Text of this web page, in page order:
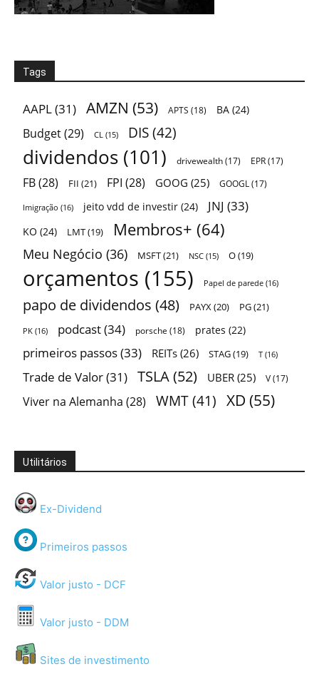
Tags
AAPL(31) AMZN (53) APTS (18) BA (24)
Budget(29) CL (15) DIS (42)
dividendos (101) drivewealth(17) EPR(17)
FB(28) FII (21) FPI (28) GOOG (25) GOOGL (17)
Imigração (16) jeito vdd de investir (24) JNJ (33)
KO (24) LMT(19) Membros+ (64)
Meu Negócio (36) MSFT(21) NSC (15) O(19)
orçamentos (155) Papel de parede (16)
papo de dividendos (48) PAYX(20) PG(21)
PK (16) podcast(34) porsche (18) prates (22)
primeiros passos(33) REITs (26) STAG(19) T (16)
Trade de Valor(31) TSLA(52) UBER (25) V(17)
Viver na Alemanha (28) WMT (41) XD (55)
Utilitários
Ex-Dividend
Primeiros passos
Valor justo - DCF
Valor justo - DDM
Sites de investimento